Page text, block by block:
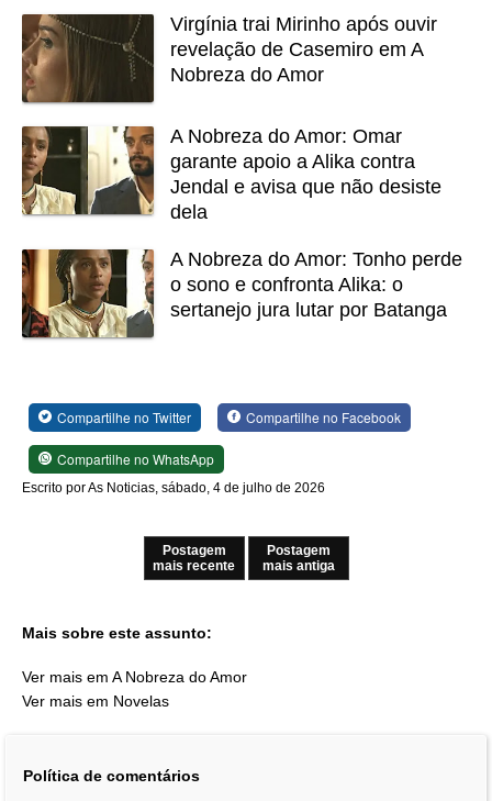
Virgínia trai Mirinho após ouvir
revelação de Casemiro em A
Nobreza do Amor
A Nobreza do Amor: Omar
garante apoio a Alika contra
Jendal e avisa que não desiste
dela
A Nobreza do Amor: Tonho perde
o sono e confronta Alika: o
sertanejo jura lutar por Batanga
Compartilhe no Twitter Compartilhe no Facebook
Compartilhe no WhatsApp
Escrito por As Noticias, sábado, 4 de julho de 2026
Postagem
mais recente
Postagem
mais antiga
Mais sobre este assunto:
Ver mais em A Nobreza do Amor
Ver mais em Novelas
Política de comentários